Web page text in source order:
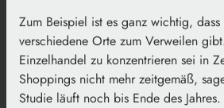
Zum Beispiel ist es ganz wichtig,
verschiedene Orte zum Verweilen
Einzelhandel zu konzentrieren sei in
Shoppings nicht mehr zeitgemäß,
Studie läuft noch bis Ende des Jahres.